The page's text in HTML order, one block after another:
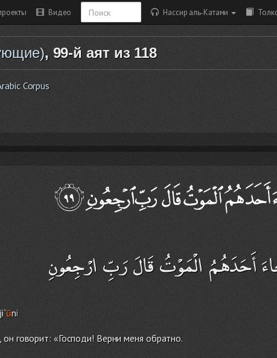
Видео Нассир аль-Катами
, 99-й аят из 118
Corpus
أَحَدَهُمُ الْمَوْتُ قَالَ رَبِّ ارْجِعُونِ
ūni
говорит: «Господи! Верни меня обратно.